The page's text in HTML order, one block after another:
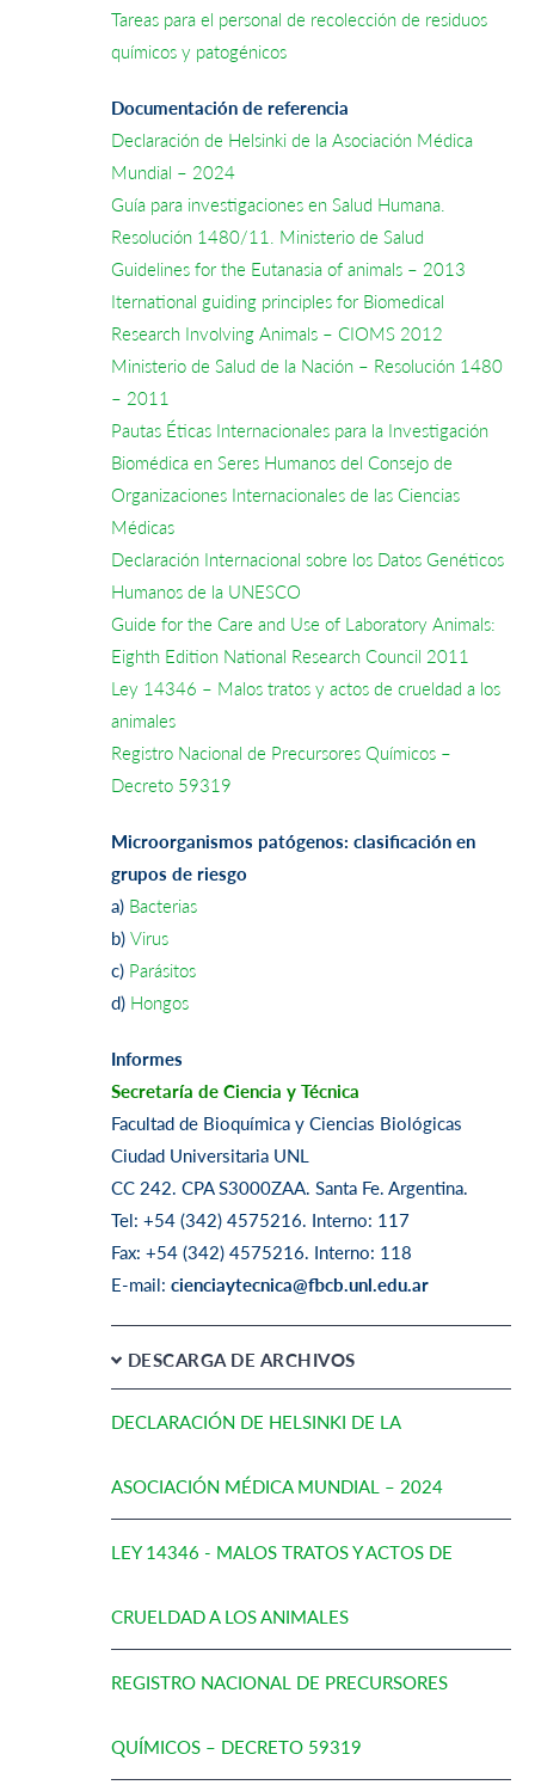
Tareas para el personal de recolección de residuos
químicos y patogénicos
Documentación de referencia
Declaración de Helsinki de la Asociación Médica
Mundial – 2024
Guía para investigaciones en Salud Humana.
Resolución 1480/11. Ministerio de Salud
Guidelines for the Eutanasia of animals – 2013
Iternational guiding principles for Biomedical
Research Involving Animals – CIOMS 2012
Ministerio de Salud de la Nación – Resolución 1480
– 2011
Pautas Éticas Internacionales para la Investigación
Biomédica en Seres Humanos del Consejo de
Organizaciones Internacionales de las Ciencias
Médicas
Declaración Internacional sobre los Datos Genéticos
Humanos de la UNESCO
Guide for the Care and Use of Laboratory Animals:
Eighth Edition National Research Council 2011
Ley 14346 – Malos tratos y actos de crueldad a los
animales
Registro Nacional de Precursores Químicos –
Decreto 59319
Microorganismos patógenos: clasificación en
grupos de riesgo
a) Bacterias
b) Virus
c) Parásitos
d) Hongos
Informes
Secretaría de Ciencia y Técnica
Facultad de Bioquímica y Ciencias Biológicas
Ciudad Universitaria UNL
CC 242. CPA S3000ZAA. Santa Fe. Argentina.
Tel: +54 (342) 4575216. Interno: 117
Fax: +54 (342) 4575216. Interno: 118
E-mail: cienciaytecnica@fbcb.unl.edu.ar
DESCARGA DE ARCHIVOS
DECLARACIÓN DE HELSINKI DE LA
ASOCIACIÓN MÉDICA MUNDIAL – 2024
LEY 14346 - MALOS TRATOS Y ACTOS DE
CRUELDAD A LOS ANIMALES
REGISTRO NACIONAL DE PRECURSORES
QUÍMICOS – DECRETO 59319